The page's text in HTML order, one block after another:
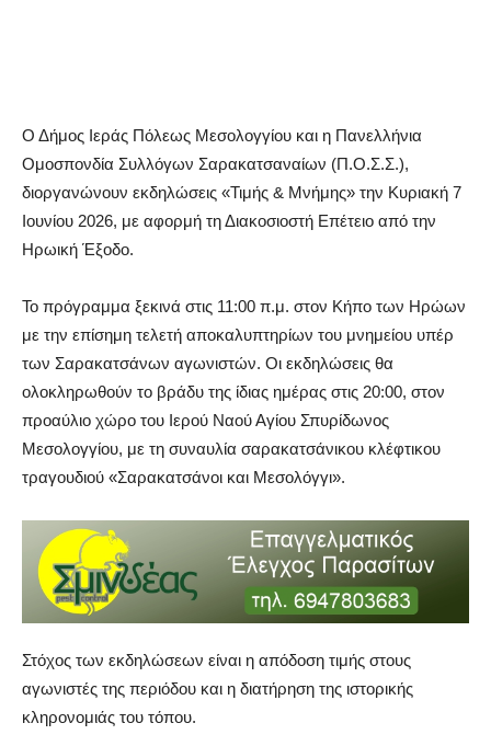
Ο Δήμος Ιεράς Πόλεως Μεσολογγίου και η Πανελλήνια
Ομοσπονδία Συλλόγων Σαρακατσαναίων (Π.Ο.Σ.Σ.),
διοργανώνουν εκδηλώσεις «Τιμής & Μνήμης» την Κυριακή 7
Ιουνίου 2026, με αφορμή τη Διακοσιοστή Επέτειο από την
Ηρωική Έξοδο.
Το πρόγραμμα ξεκινά στις 11:00 π.μ. στον Κήπο των Ηρώων
με την επίσημη τελετή αποκαλυπτηρίων του μνημείου υπέρ
των Σαρακατσάνων αγωνιστών. Οι εκδηλώσεις θα
ολοκληρωθούν το βράδυ της ίδιας ημέρας στις 20:00, στον
προαύλιο χώρο του Ιερού Ναού Αγίου Σπυρίδωνος
Μεσολογγίου, με τη συναυλία σαρακατσάνικου κλέφτικου
τραγουδιού «Σαρακατσάνοι και Μεσολόγγι».
Στόχος των εκδηλώσεων είναι η απόδοση τιμής στους
αγωνιστές της περιόδου και η διατήρηση της ιστορικής
κληρονομιάς του τόπου.